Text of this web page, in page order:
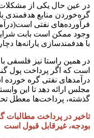
در عین حال یکی از
گره‌خوردن منابع هدفمندی
فرآورده‌های نفتی
وجود ممکن است بابت
با هدفمندسازی یارانه‌ها
در همین راستا نیز فلسفی
است که اگر پرداخت پول
درآمدهای نفتی گره خورده
مجلس ارائه دهد تا این
گذشته، پرداخت‌ها معطل
تاخیر در پرداخت مطالبات
بودجه، غیرقابل قبول است